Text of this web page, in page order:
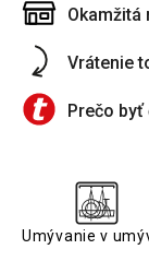
Okamžitá
Vrátenie
Prečo byť
Umývanie v